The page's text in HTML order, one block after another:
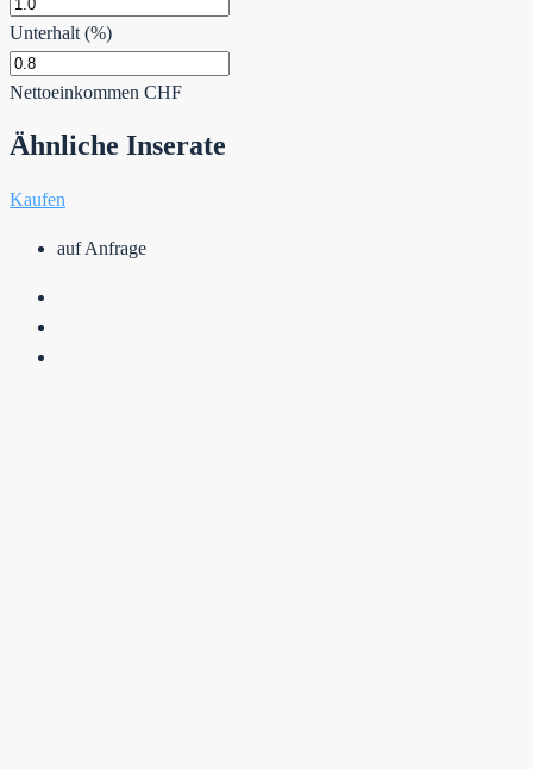
Unterhalt (%)
Nettoeinkommen CHF
Ähnliche Inserate
Kaufen
auf Anfrage